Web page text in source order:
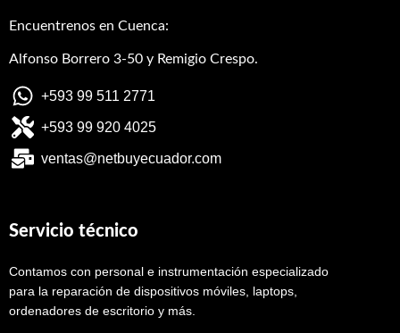
Encuentrenos en Cuenca:
Alfonso Borrero 3-50 y Remigio Crespo.
+593 99 511 2771
+593 99 920 4025
ventas@netbuyecuador.com
Servicio técnico
Contamos con personal e instrumentación especializado
para la reparación de dispositivos móviles, laptops,
ordenadores de escritorio y más.